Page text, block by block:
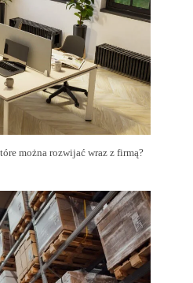
można rozwijać wraz z firmą?